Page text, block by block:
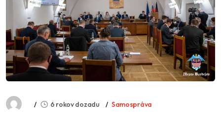
6 rokov dozadu Samospráva